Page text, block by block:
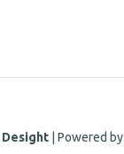
Desight| Powered by